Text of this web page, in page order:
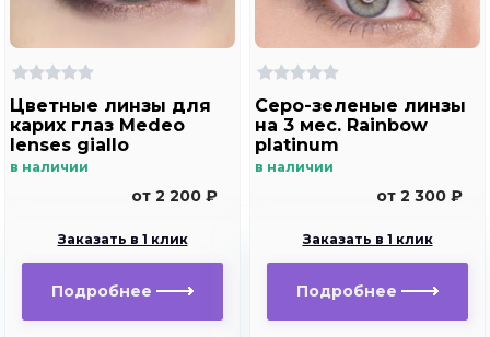
Цветные линзы для
карих глаз Medeo
lenses giallo
в наличии
от 2 200 ₽
Заказать в 1 клик
Подробнее
Серо-зеленые линзы
на 3 мес. Rainbow
platinum
в наличии
от 2 300 ₽
Заказать в 1 клик
Подробнее